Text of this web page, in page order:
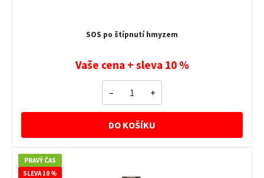
SOS po štípnutí hmyzem
Vaše cena + sleva 10 %
– +
DO KOŠÍKU
PRAVÝ ČAS
SLEVA 10 %